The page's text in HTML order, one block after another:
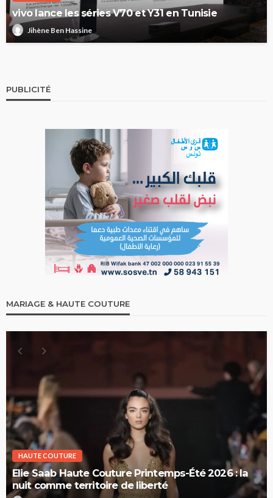
vivo lance les séries V70 et Y31 en Tunisie
Jihène Ben Hassine
PUBLICITÉ
MARIAGE & HAUTE COUTURE
HAUTE COUTURE
Elie Saab Haute Couture Printemps-Été 2026 : la
nuit comme territoire de liberté